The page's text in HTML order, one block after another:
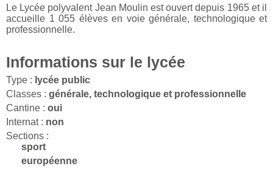
Le Lycée polyvalent Jean Moulin est ouvert depuis 1965 et il
accueille 1 055 élèves en voie générale, technologique et
professionnelle.
Informations sur le lycée
Type : lycée public
Classes : générale, technologique et professionnelle
Cantine : oui
Internat : non
Sections :
sport
européenne